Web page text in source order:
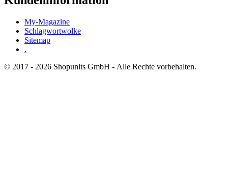
My-Magazine
Schlagwortwolke
Sitemap
.
© 2017 - 2026 Shopunits GmbH - Alle Rechte vorbehalten.